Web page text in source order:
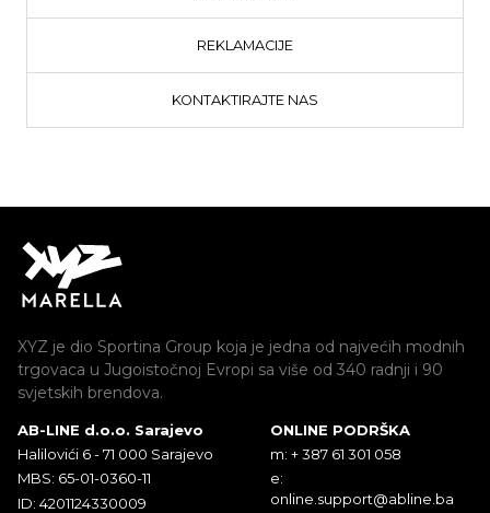
REKLAMACIJE
KONTAKTIRAJTE NAS
XYZ je dio Sportina Group koja je jedna od najvećih modnih
trgovaca u Jugoistočnoj Evropi sa više od 340 radnji i 90
svjetskih brendova.
AB-LINE d.o.o. Sarajevo
Halilovići 6 - 71 000 Sarajevo
MBS: 65-01-0360-11
ID: 4201124330009
ONLINE PODRŠKA
m: + 387 61 301 058
e:
online.support@abline.ba